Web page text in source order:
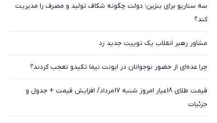
سه سناریو برای بنزین؛ دولت چگونه شکاف تولید و مصرف را مدیریت
کند؟
مشاور رهبر انقلاب یک توییت جدید زد
چرا عده‌ای از حضور نوجوانان در ایونت نیما تکیدو تعجب کردند؟
قیمت طلای 18عیار امروز شنبه 17مرداد/ افزایش قیمت + جدول و
جزئیات